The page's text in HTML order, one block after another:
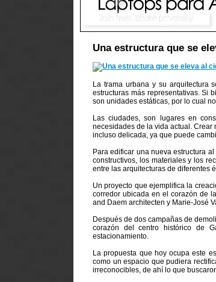
Una estructura que se
La trama urbana y su arquitectura
estructuras más representativas. Si
son unidades estáticas, por lo cual
Las ciudades, son lugares en
necesidades de la vida actual.
incluso delicada, ya que puede
Para edificar una nueva estructura
constructivos, los materiales y los
entre las arquitecturas de diferentes
Un proyecto que ejemplifica la
corredor ubicada en el corazón de
and Daem architecten y Marie-José
Después de dos campañas de
corazón del centro histórico de
estacionamiento.
La propuesta que hoy ocupa este
como un espacio que pudiera
irreconocibles, de ahí lo que